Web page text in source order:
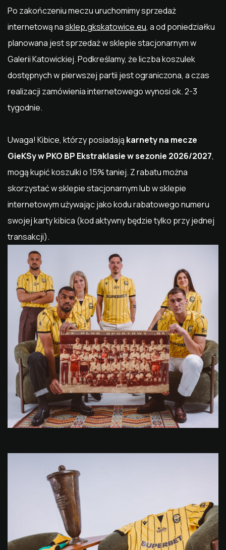
Po zakończeniu meczu uruchomimy sprzedaż
internetową nasklep.gkskatowice.eu, a od poniedziałku
planowana jest sprzedaż w sklepie stacjonarnym w
Galerii Katowickiej. Podkreślamy, że liczba koszulek
dostępnych w pierwszej partii jest ograniczona, a czas
realizacji zamówienia internetowego wynosi ok. 2-3
tygodnie.
Uwaga! Kibice, którzy posiadają karnety na mecze
GieKSy w PKO BP Ekstraklasie w sezonie 2026/2027,
mogą kupić koszulki o 15% taniej. Z rabatu można
skorzystać w sklepie stacjonarnym lub w sklepie
internetowym używając jako kodu rabatowego numeru
swojej karty kibica (kod aktywny będzie tylko przy jednej
transakcji).